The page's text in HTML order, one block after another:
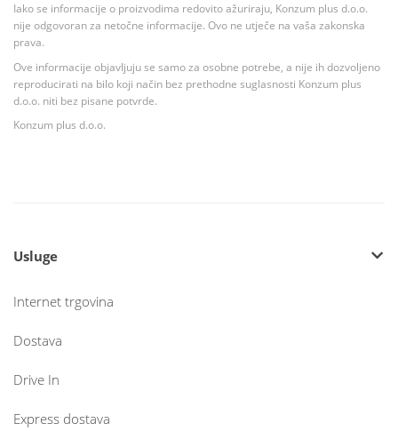
Iako se informacije o proizvodima redovito ažuriraju, Konzum plus d.o.o.
nije odgovoran za netočne informacije. Ovo ne utječe na vaša zakonska
prava.
Ove informacije objavljuju se samo za osobne potrebe, a nije ih dozvoljeno
reproducirati na bilo koji način bez prethodne suglasnosti Konzum plus
d.o.o. niti bez pisane potvrde.
Konzum plus d.o.o.
Usluge
Internet trgovina
Dostava
Drive In
Express dostava